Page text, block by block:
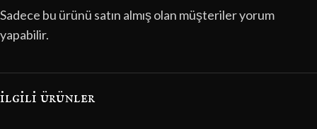
Sadece bu ürünü satın almış olan müşteriler yorum
yapabilir.
i̇lgili ürünler